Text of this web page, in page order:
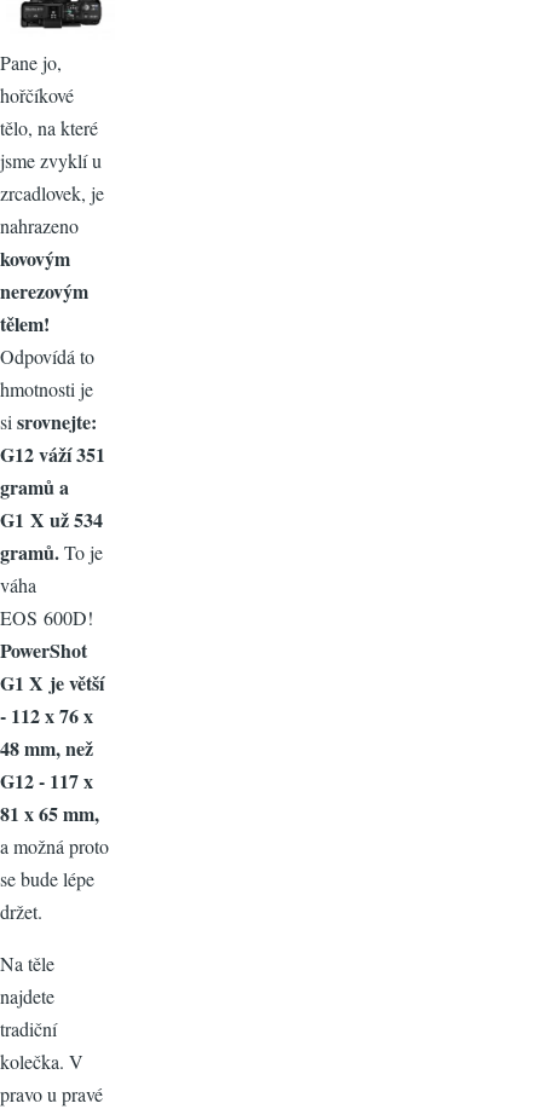
Pane jo,
hořčíkové
tělo, na které
jsme zvyklí u
zrcadlovek, je
nahrazeno
kovovým
nerezovým
tělem!
Odpovídá to
hmotnosti je
sisrovnejte:
G12 váží 351
gramů a
G1 X už 534
gramů.To je
váha
EOS 600D!
PowerShot
G1 X je větší
- 112 x 76 x
48 mm, než
G12 - 117 x
81 x 65 mm,
a možná proto
se bude lépe
držet.
Na těle
najdete
tradiční
kolečka. V
pravo u pravé